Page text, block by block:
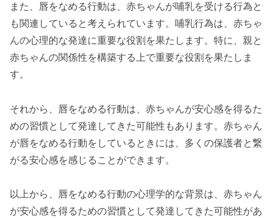
また、唇をなめる行動は、赤ちゃんが哺乳を受ける行為と
も関連していると考えられています。哺乳行為は、赤ちゃ
んの心理的な発達に重要な役割を果たします。特に、親と
赤ちゃんの関係性を構築する上で重要な役割を果たしま
す。
それから、唇をなめる行動は、赤ちゃんが安心感を得るた
めの習慣として発達してきた可能性もあります。赤ちゃん
が唇をなめる行動をしているときには、多くの保護者と繋
がる安心感を感じることができます。
以上から、唇をなめる行動の心理学的な背景は、赤ちゃん
が安心感を得るための習慣として発達してきた可能性があ